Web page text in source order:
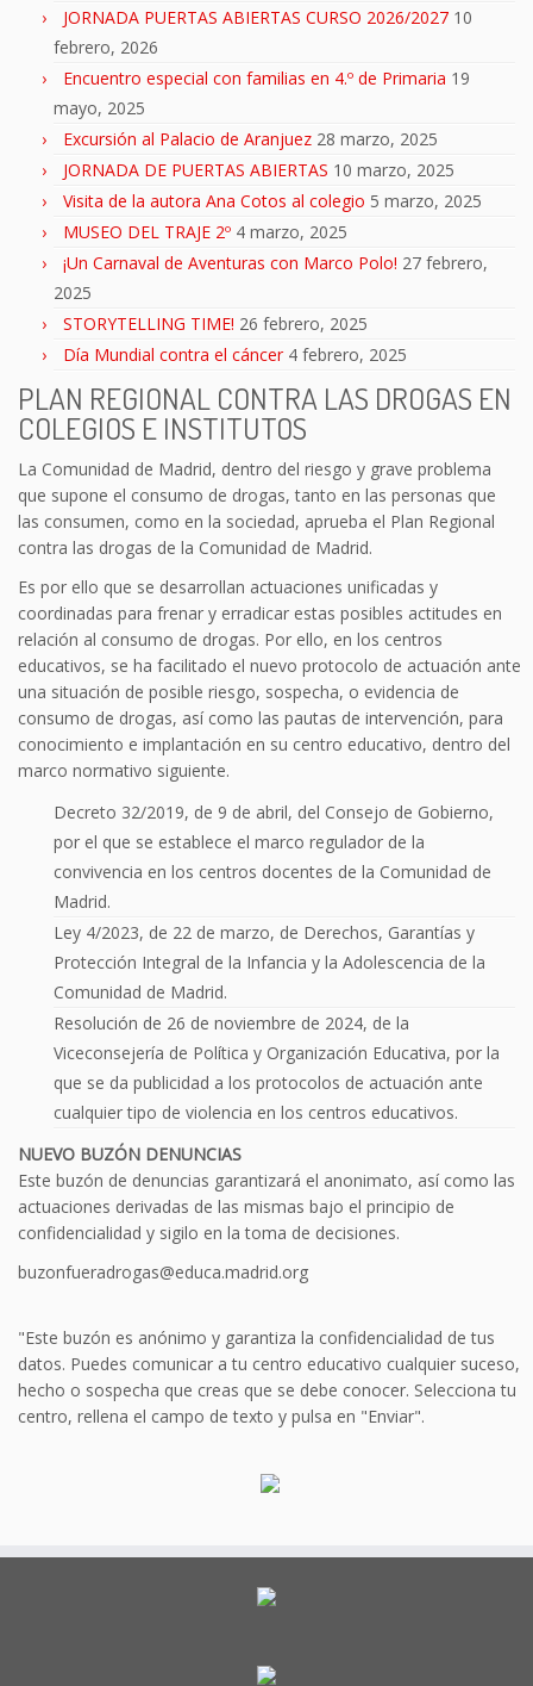
JORNADA PUERTAS ABIERTAS CURSO 2026/2027 10
febrero, 2026
Encuentro especial con familias en 4.º de Primaria 19
mayo, 2025
Excursión al Palacio de Aranjuez 28 marzo, 2025
JORNADA DE PUERTAS ABIERTAS 10 marzo, 2025
Visita de la autora Ana Cotos al colegio 5 marzo, 2025
MUSEO DEL TRAJE 2º 4 marzo, 2025
¡Un Carnaval de Aventuras con Marco Polo! 27 febrero,
2025
STORYTELLING TIME! 26 febrero, 2025
Día Mundial contra el cáncer 4 febrero, 2025
PLAN REGIONAL CONTRA LAS DROGAS EN
COLEGIOS E INSTITUTOS
La Comunidad de Madrid, dentro del riesgo y grave problema
que supone el consumo de drogas, tanto en las personas que
las consumen, como en la sociedad, aprueba el Plan Regional
contra las drogas de la Comunidad de Madrid.
Es por ello que se desarrollan actuaciones unificadas y
coordinadas para frenar y erradicar estas posibles actitudes en
relación al consumo de drogas. Por ello, en los centros
educativos, se ha facilitado el nuevo protocolo de actuación ante
una situación de posible riesgo, sospecha, o evidencia de
consumo de drogas, así como las pautas de intervención, para
conocimiento e implantación en su centro educativo, dentro del
marco normativo siguiente.
Decreto 32/2019, de 9 de abril, del Consejo de Gobierno,
por el que se establece el marco regulador de la
convivencia en los centros docentes de la Comunidad de
Madrid.
Ley 4/2023, de 22 de marzo, de Derechos, Garantías y
Protección Integral de la Infancia y la Adolescencia de la
Comunidad de Madrid.
Resolución de 26 de noviembre de 2024, de la
Viceconsejería de Política y Organización Educativa, por la
que se da publicidad a los protocolos de actuación ante
cualquier tipo de violencia en los centros educativos.
NUEVO BUZÓN DENUNCIAS
Este buzón de denuncias garantizará el anonimato, así como las
actuaciones derivadas de las mismas bajo el principio de
confidencialidad y sigilo en la toma de decisiones.
buzonfueradrogas@educa.madrid.org
"Este buzón es anónimo y garantiza la confidencialidad de tus
datos. Puedes comunicar a tu centro educativo cualquier suceso,
hecho o sospecha que creas que se debe conocer. Selecciona tu
centro, rellena el campo de texto y pulsa en "Enviar".